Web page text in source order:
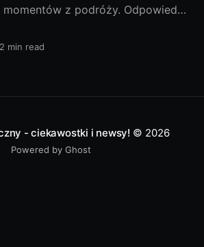
momentów z podróży. Odpowiedni
to klucz do tworzenia
Poniżej przedstawiam porady, jak
sprzętu fotograficznego zależy od
2 min read
- ciekawostki i newsy! © 2026
Powered by Ghost